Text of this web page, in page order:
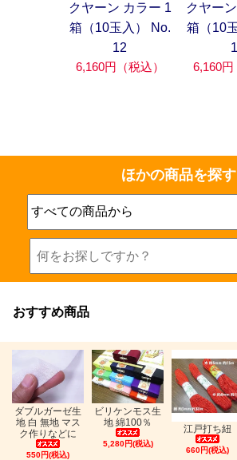
クヤーン カラー 1
箱（10玉入） No.
12
6,160円（税込）
クヤー
箱（10
6,160円
ほかの商品を探す
おすすめ商品
ダブルガーゼ生
地 白 無地 マス
ク作りなどに
550円(税込)
ビリケンモス生
地 綿100％
5,280円(税込)
江戸打ち紐
660円(税込)